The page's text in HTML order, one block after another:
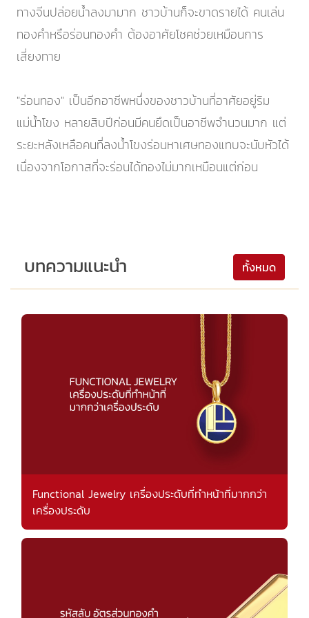
ทางจีนปล่อยน้ำลงมามาก ชาวบ้านก็จะขาดรายได้ คนเล่น
ทองคำหรือร่อนทองคำ ต้องอาศัยโชคช่วยเหมือนการ
เสี่ยงทาย
"ร่อนทอง" เป็นอีกอาชีพหนึ่งของชาวบ้านที่อาศัยอยู่ริม
แม่น้ำโขง หลายสิบปีก่อนมีคนยึดเป็นอาชีพจำนวนมาก แต่
ระยะหลังเหลือคนที่ลงน้ำโขงร่อนหาเศษทองแทบจะนับหัวได้
เนื่องจากโอกาสที่จะร่อนได้ทองไม่มากเหมือนแต่ก่อน
บทความแนะนำ ทั้งหมด
Functional Jewelry เครื่องประดับที่ทำหน้าที่มากกว่า
เครื่องประดับ